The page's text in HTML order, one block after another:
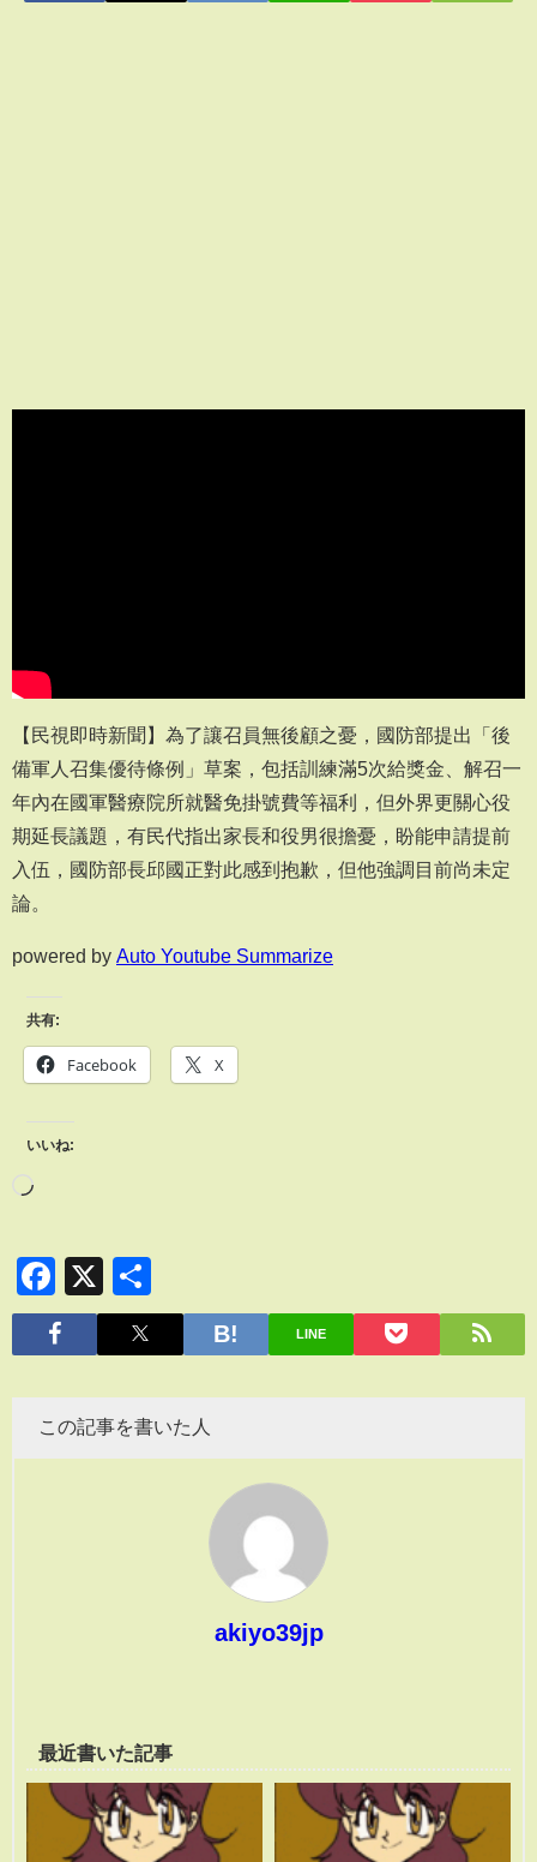
【民視即時新聞】為了讓召員無後顧之憂，國防部提出「後
備軍人召集優待條例」草案，包括訓練滿5次給獎金、解召一
年內在國軍醫療院所就醫免掛號費等福利，但外界更關心役
期延長議題，有民代指出家長和役男很擔憂，盼能申請提前
入伍，國防部長邱國正對此感到抱歉，但他強調目前尚未定
論。
powered by Auto Youtube Summarize
共有:
Facebook X
いいね:
Facebook
X
有
LINE
この記事を書いた人
akiyo39jp
最近書いた記事